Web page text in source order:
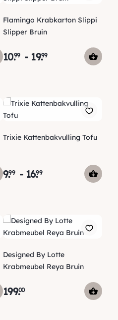
Flamingo Krabkarton Slippi
Slipper Bruin
10.99 - 19.99
Trixie Kattenbakvulling Tofu
9.99 - 16.99
Designed By Lotte
Krabmeubel Reya Bruin
199.00